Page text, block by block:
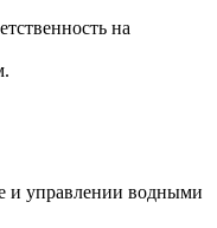
на
и управлении водными